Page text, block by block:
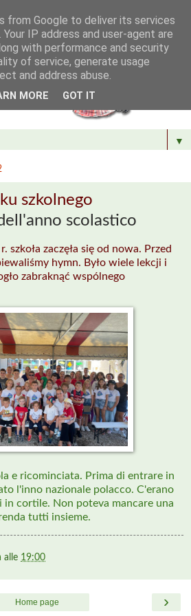
▼
szkolnego
scolastico
szkoła zaczęła się od nowa. Przed
hymn. Było wiele lekcji i
zabraknąć wspólnego
e ricominciata. Prima di entrare in
l'inno nazionale polacco. C'erano
in cortile. Non poteva mancare una
tutti insieme.
alle 19:00
›
Home page
from Google to deliver its services
IP address and user-agent are
with performance and security
of service, generate usage
and address abuse.
MORE GOT IT